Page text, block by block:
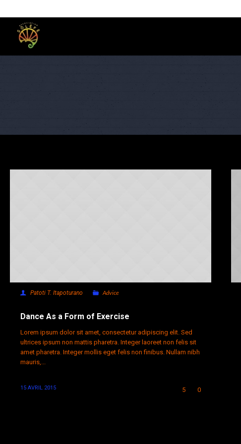
Patoti T. Itapoturano Advice
Dance As a Form of Exercise
Lorem ipsum dolor sit amet, consectetur adipiscing elit. Sed
ultrices ipsum non mattis pharetra. Integer laoreet non felis sit
amet pharetra. Integer mollis eget felis non finibus. Nullam nibh
mauris,...
5 0
15 AVRIL 2015